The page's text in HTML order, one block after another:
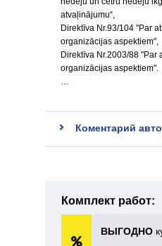
atvaļinājumu“,
Direktīva Nr.93/104 "Par
organizācijas aspektiem",
Direktīva Nr.2003/88 "Par
organizācijas aspektiem".
…
Коментарий
Комплект работ:
ВЫГОДНО